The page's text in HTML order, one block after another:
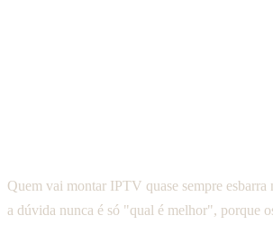
Quem vai montar IPTV quase sempre esbarra
a dúvida nunca é só "qual é melhor", porque